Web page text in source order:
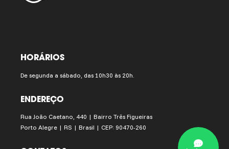
HORÁRIOS
De segunda a sábado, das 10h30 às 20h.
ENDEREÇO
Rua João Caetano, 440 | Bairro Três Figueiras
Porto Alegre | RS | Brasil | CEP: 90470-260